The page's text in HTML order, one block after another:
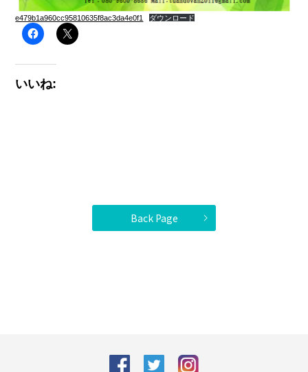
e479b1a960cc95810635f8ac3da4e0f1 ダウンロード
いいね:
Back Page
facebook Twitter